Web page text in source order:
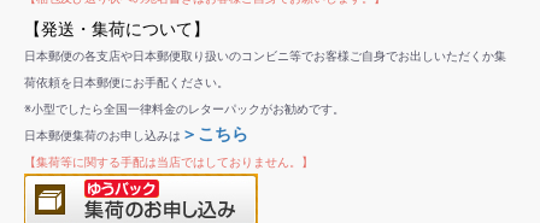
【発送・集荷について】
日本郵便の各支店や日本郵便取り扱いのコンビニ等でお客様ご自身でお出しいただくか集
荷依頼を日本郵便にお手配ください。
※小型でしたら全国一律料金のレターパックがお勧めです。
日本郵便集荷のお申し込みは ＞こちら
【集荷等に関する手配は当店ではしておりません。】